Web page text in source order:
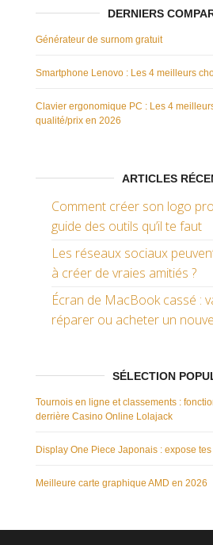
DERNIERS
Générateur de surnom gratuit
Smartphone Lenovo : Les 4 meilleurs
Clavier ergonomique PC : Les 4
qualité/prix en 2026
ARTICLES
Comment créer son logo
guide des outils qu’il te faut
Les réseaux sociaux
à créer de vraies amitiés ?
Écran de MacBook cassé :
réparer ou acheter un
SÉLECTION
Tournois en ligne et classements :
derrière Casino Online Lolajack
Display One Piece Japonais : expose
Meilleure carte graphique AMD en 2026